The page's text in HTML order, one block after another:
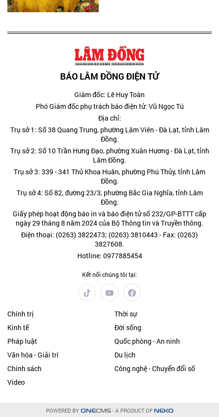
BÁO LÂM ĐỒNG ĐIỆN TỬ
Giám đốc: Lê Huy Toàn
Phó Giám đốc phụ trách báo điện tử: Vũ Ngọc Tú
Địa chỉ:
Trụ sở 1: Số 38 Quang Trung, phường Lâm Viên - Đà Lạt, tỉnh Lâm
Đồng.
Trụ sở 2: Số 10 Trần Hưng Đạo, phường Xuân Hương - Đà Lạt, tỉnh
Lâm Đồng.
Trụ sở 3: 339 - 341 Thủ Khoa Huân, phường Phú Thủy, tỉnh Lâm
Đồng.
Trụ sở 4: Số 82, đường 23/3, phường Bắc Gia Nghĩa, tỉnh Lâm
Đồng.
Giấy phép hoạt động báo in và báo điện tử số 232/GP-BTTT cấp
ngày 29 tháng 8 năm 2024 của Bộ Thông tin và Truyền thông.
Điện thoại: (0263) 3822473; (0263) 3810443 - Fax: (0263)
3827608.
Hotline: 0977885454
Kết nối chúng tôi tại:
Chính trị
Thời sự
Kinh tế
Đời sống
Pháp luật
Quốc phòng - An ninh
Văn hóa - Giải trí
Du lịch
Chính sách
Công nghệ - Chuyển đổi số
Video
POWERED BY ONECMS- A PRODUCT OF NEKO